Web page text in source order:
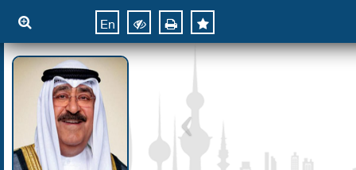
En